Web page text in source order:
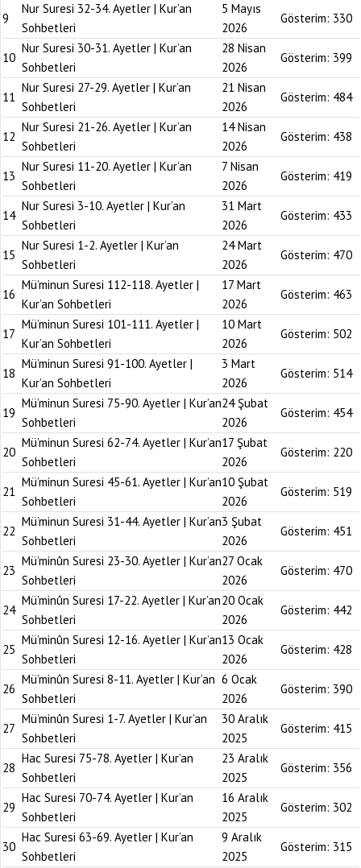
9
Nur Suresi 32-34. Ayetler | Kur’an
Sohbetleri
5 Mayıs
2026
Gösterim: 330
10
Nur Suresi 30-31. Ayetler | Kur’an
Sohbetleri
28 Nisan
2026
Gösterim: 399
11
Nur Suresi 27-29. Ayetler | Kur’an
Sohbetleri
21 Nisan
2026
Gösterim: 484
12
Nur Suresi 21-26. Ayetler | Kur’an
Sohbetleri
14 Nisan
2026
Gösterim: 438
13
Nur Suresi 11-20. Ayetler | Kur’an
Sohbetleri
7 Nisan
2026
Gösterim: 419
14
Nur Suresi 3-10. Ayetler | Kur’an
Sohbetleri
31 Mart
2026
Gösterim: 433
15
Nur Suresi 1-2. Ayetler | Kur’an
Sohbetleri
24 Mart
2026
Gösterim: 470
16
Mü’minun Suresi 112-118. Ayetler |
Kur’an Sohbetleri
17 Mart
2026
Gösterim: 463
17
Mü’minun Suresi 101-111. Ayetler |
Kur’an Sohbetleri
10 Mart
2026
Gösterim: 502
18
Mü’minun Suresi 91-100. Ayetler |
Kur’an Sohbetleri
3 Mart
2026
Gösterim: 514
19
Mü’minun Suresi 75-90. Ayetler | Kur’an
Sohbetleri
24 Şubat
2026
Gösterim: 454
20
Mü’minun Suresi 62-74. Ayetler | Kur’an
Sohbetleri
17 Şubat
2026
Gösterim: 220
21
Mü’minun Suresi 45-61. Ayetler | Kur’an
Sohbetleri
10 Şubat
2026
Gösterim: 519
22
Mü’minun Suresi 31-44. Ayetler | Kur’an
Sohbetleri
3 Şubat
2026
Gösterim: 451
23
Mü’minûn Suresi 23-30. Ayetler | Kur’an
Sohbetleri
27 Ocak
2026
Gösterim: 470
24
Mü’minûn Suresi 17-22. Ayetler | Kur’an
Sohbetleri
20 Ocak
2026
Gösterim: 442
25
Mü’minûn Suresi 12-16. Ayetler | Kur’an
Sohbetleri
13 Ocak
2026
Gösterim: 428
26
Mü’minûn Suresi 8-11. Ayetler | Kur’an
Sohbetleri
6 Ocak
2026
Gösterim: 390
27
Mü’minûn Suresi 1-7. Ayetler | Kur’an
Sohbetleri
30 Aralık
2025
Gösterim: 415
28
Hac Suresi 75-78. Ayetler | Kur’an
Sohbetleri
23 Aralık
2025
Gösterim: 356
29
Hac Suresi 70-74. Ayetler | Kur’an
Sohbetleri
16 Aralık
2025
Gösterim: 302
30
Hac Suresi 63-69. Ayetler | Kur’an
Sohbetleri
9 Aralık
2025
Gösterim: 315